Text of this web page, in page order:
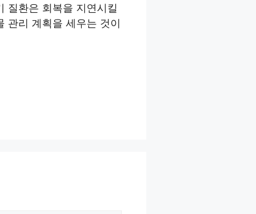
질환은 회복을 지연시킬
관리 계획을 세우는 것이